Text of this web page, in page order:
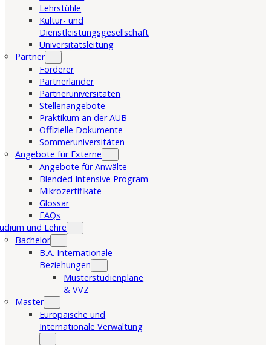
Lehrstühle
Kultur- und
Dienstleistungsgesellschaft
Universitätsleitung
Partner
Förderer
Partnerländer
Partneruniversitäten
Stellenangebote
Praktikum an der AUB
Offizielle Dokumente
Sommeruniversitäten
Angebote für Externe
Angebote für Anwälte
Blended Intensive Program
Mikrozertifikate
Glossar
FAQs
und Lehre
Bachelor
B.A. Internationale
Beziehungen
Musterstudienpläne
& VVZ
Master
Europäische und
Internationale Verwaltung